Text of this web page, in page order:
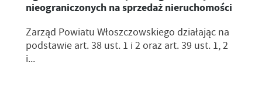
nieograniczonych na sprzedaż nieruchomości
Zarząd Powiatu Włoszczowskiego działając na
podstawie art. 38 ust. 1 i 2 oraz art. 39 ust. 1, 2
i...